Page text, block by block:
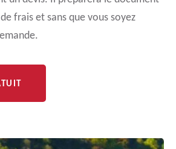
frais et sans que vous soyez